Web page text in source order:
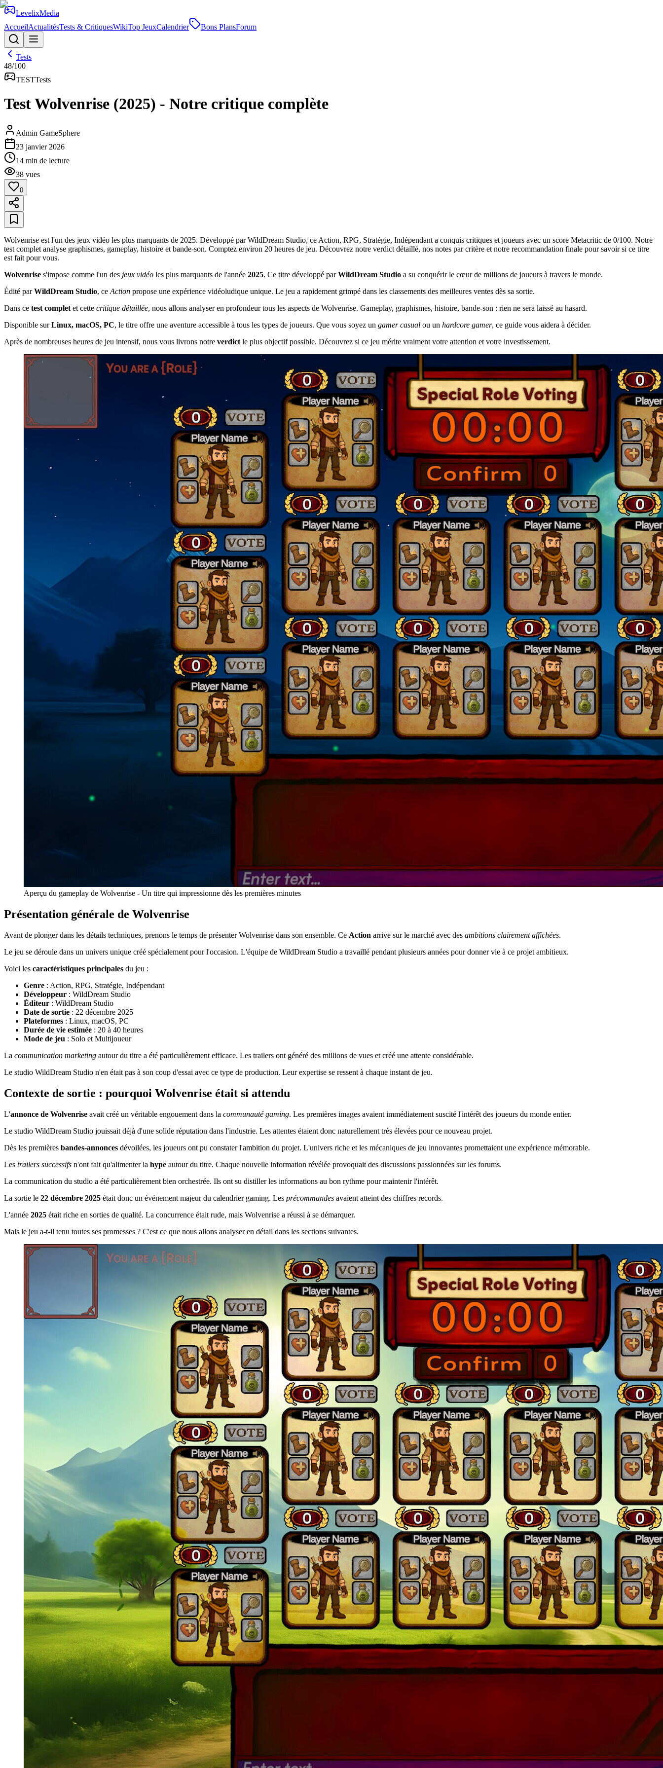
LevelixMedia
AccueilActualitésTests & CritiquesWikiTop JeuxCalendrier Bons PlansForum
Tests
48/100
TESTTests
Test Wolvenrise (2025) - Notre critique complète
Admin GameSphere
23 janvier 2026
14 min de lecture
38 vues
0
Wolvenrise est l'un des jeux vidéo les plus marquants de 2025. Développé par WildDream Studio, ce Action, RPG, Stratégie, Indépendant a conquis critiques et joueurs avec un score Metacritic de 0/100. Notre
test complet analyse graphismes, gameplay, histoire et bande-son. Comptez environ 20 heures de jeu. Découvrez notre verdict détaillé, nos notes par critère et notre recommandation finale pour savoir si ce titre
est fait pour vous.
Wolvenrise s'impose comme l'un des jeux vidéo les plus marquants de l'année 2025. Ce titre développé parWildDream Studio a su conquérir le cœur de millions de joueurs à travers le monde.
Édité parWildDream Studio, ce Action propose une expérience vidéoludique unique. Le jeu a rapidement grimpé dans les classements des meilleures ventes dès sa sortie.
Dans ce test complet et cette critique détaillée, nous allons analyser en profondeur tous les aspects de Wolvenrise. Gameplay, graphismes, histoire, bande-son : rien ne sera laissé au hasard.
Disponible surLinux, macOS, PC, le titre offre une aventure accessible à tous les types de joueurs. Que vous soyez un gamer casual ou un hardcore gamer, ce guide vous aidera à décider.
Après de nombreuses heures de jeu intensif, nous vous livrons notre verdict le plus objectif possible. Découvrez si ce jeu mérite vraiment votre attention et votre investissement.
Aperçu du gameplay de Wolvenrise - Un titre qui impressionne dès les premières minutes
Présentation générale de Wolvenrise
Avant de plonger dans les détails techniques, prenons le temps de présenter Wolvenrise dans son ensemble. Ce Action arrive sur le marché avec des ambitions clairement affichées.
Le jeu se déroule dans un univers unique créé spécialement pour l'occasion. L'équipe de WildDream Studio a travaillé pendant plusieurs années pour donner vie à ce projet ambitieux.
Voici les caractéristiques principales du jeu :
Genre : Action, RPG, Stratégie, Indépendant
Développeur : WildDream Studio
Éditeur : WildDream Studio
Date de sortie : 22 décembre 2025
Plateformes : Linux, macOS, PC
Durée de vie estimée : 20 à 40 heures
Mode de jeu : Solo et Multijoueur
La communication marketing autour du titre a été particulièrement efficace. Les trailers ont généré des millions de vues et créé une attente considérable.
Le studio WildDream Studio n'en était pas à son coup d'essai avec ce type de production. Leur expertise se ressent à chaque instant de jeu.
Contexte de sortie : pourquoi Wolvenrise était si attendu
L'annonce de Wolvenrise avait créé un véritable engouement dans la communauté gaming. Les premières images avaient immédiatement suscité l'intérêt des joueurs du monde entier.
Le studio WildDream Studio jouissait déjà d'une solide réputation dans l'industrie. Les attentes étaient donc naturellement très élevées pour ce nouveau projet.
Dès les premières bandes-annonces dévoilées, les joueurs ont pu constater l'ambition du projet. L'univers riche et les mécaniques de jeu innovantes promettaient une expérience mémorable.
Les trailers successifs n'ont fait qu'alimenter la hype autour du titre. Chaque nouvelle information révélée provoquait des discussions passionnées sur les forums.
La communication du studio a été particulièrement bien orchestrée. Ils ont su distiller les informations au bon rythme pour maintenir l'intérêt.
La sortie le 22 décembre 2025 était donc un événement majeur du calendrier gaming. Les précommandes avaient atteint des chiffres records.
L'année 2025 était riche en sorties de qualité. La concurrence était rude, mais Wolvenrise a réussi à se démarquer.
Mais le jeu a-t-il tenu toutes ses promesses ? C'est ce que nous allons analyser en détail dans les sections suivantes.